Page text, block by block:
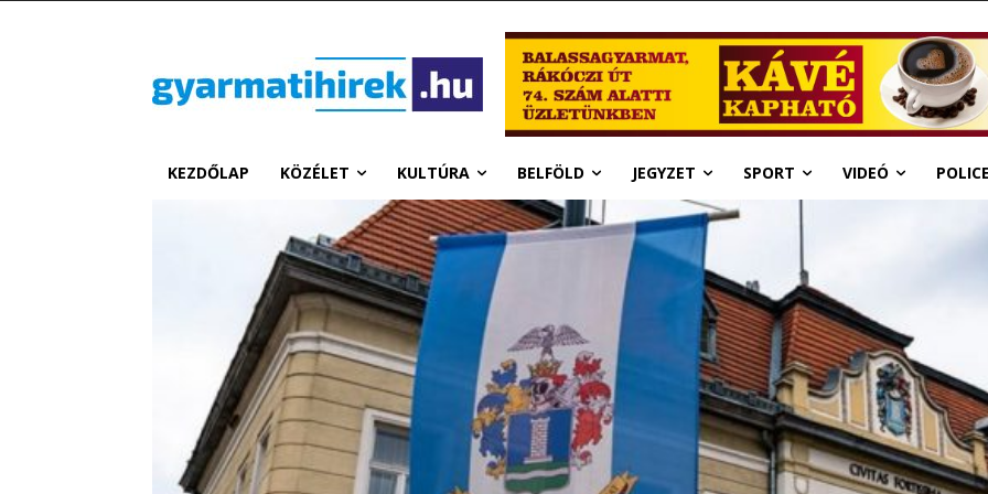
KEZDŐLAP KÖZÉLET KULTÚRA BELFÖLD JEGYZET SPORT VIDEÓ